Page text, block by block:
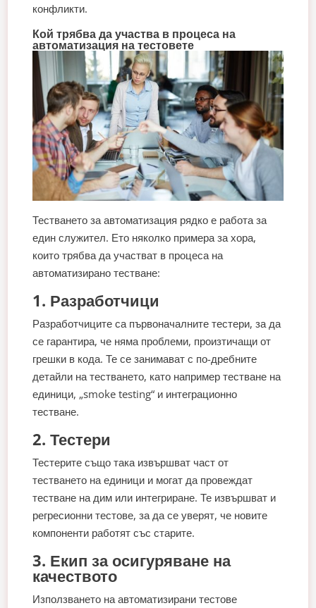
конфликти.
Кой трябва да участва в процеса на
автоматизация на тестовете
Тестването за автоматизация рядко е работа за
един служител. Ето няколко примера за хора,
които трябва да участват в процеса на
автоматизирано тестване:
1. Разработчици
Разработчиците са първоначалните тестери, за да
се гарантира, че няма проблеми, произтичащи от
грешки в кода. Те се занимават с по-дребните
детайли на тестването, като например тестване на
единици, „smoke testing“ и интеграционно
тестване.
2. Тестери
Тестерите също така извършват част от
тестването на единици и могат да провеждат
тестване на дим или интегриране. Те извършват и
регресионни тестове, за да се уверят, че новите
компоненти работят със старите.
3. Екип за осигуряване на
качеството
Използването на автоматизирани тестове